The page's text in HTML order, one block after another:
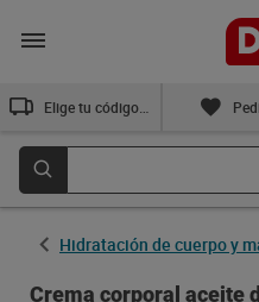
Hidratación de cuerpo y
Crema corporal aceite